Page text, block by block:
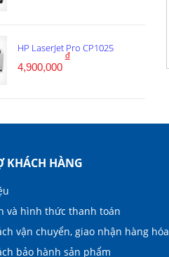
HP LaserJet Pro CP1025
4,900,000
đ
KHÁCH HÀNG
và hình thức thanh toán
vận chuyển, giao nhận hàng hóa
bảo hành sản phẩm